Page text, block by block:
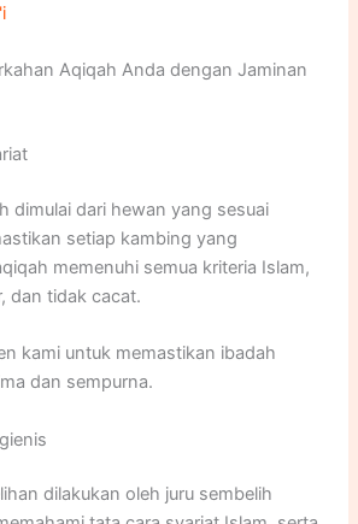
Aqiqah Anda dengan Jaminan
dimulai dari hewan yang sesuai
setiap kambing yang
memenuhi semua kriteria Islam,
dan tidak cacat.
kami untuk memastikan ibadah
dan sempurna.
dilakukan oleh juru sembelih